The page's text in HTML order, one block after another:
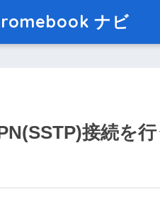
ナビ
接続を行